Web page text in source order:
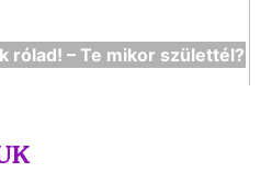
rólad! – Te mikor születtél?